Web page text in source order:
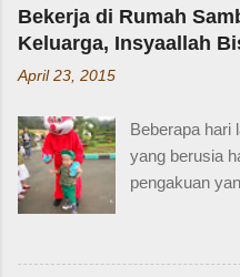
Bekerja di Rumah
Keluarga, Insyaallah
April 23, 2015
Beberapa hari
yang berusia
pengakuan
Zaidan: “Mi,
ditinggal beli